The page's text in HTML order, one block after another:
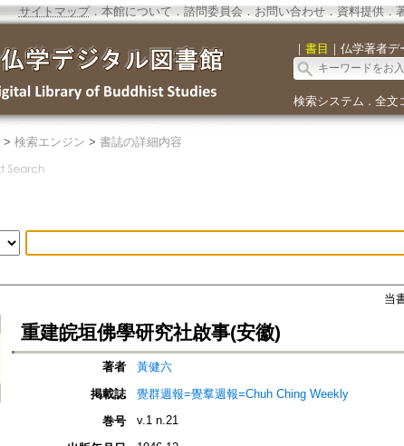
サイトマップ．本館について ． 諮問委員会． お問い合わせ． 資料提供．
｜ 書目 ｜ 仏学著者デ
検索システム ． 全文
> 検索エンジン > 書誌の詳細内容
当
重建皖垣佛學研究社啟事(安徽)
著者
黃健六
掲載誌
覺群週報=覺羣週報=Chuh Ching Weekly
巻号
v.1 n.21